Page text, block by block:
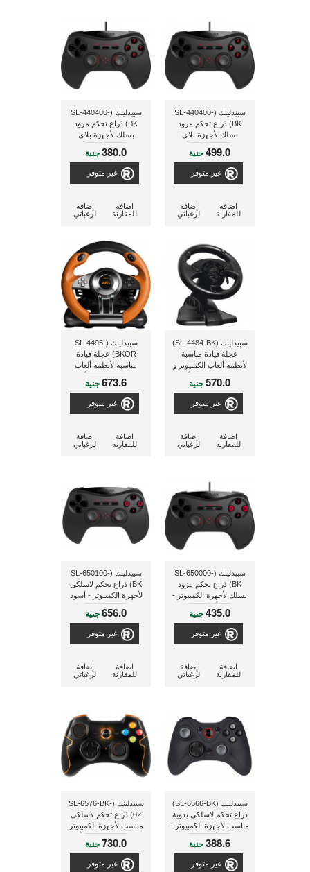
سبيدلينك (SL-440400-
BK) ذراع تحكم مزود
بسلك لأجهزة بلاى
ستيشن 3 (PS3) - أسود499.0جنية
غير متوفر
إضافة
لرغباتي
اضافة
للمقارنة
سبيدلينك (SL-440400-
BK) ذراع تحكم مزود
بسلك لأجهزة بلاى
ستيشن 3 (PS3) - أسود380.0جنية
غير متوفر
إضافة
لرغباتي
اضافة
للمقارنة
سبيدلينك (SL-4484-BK)
عجلة قيادة مناسبة
لأنظمة ألعاب الكمبيوتر و
البلاى إستيشن 3 - أسود/
برتقالى
570.0جنية
غير متوفر
إضافة
لرغباتي
اضافة
للمقارنة
سبيدلينك (SL-4495-
BKOR) عجلة قيادة
مناسبة لأنظمة ألعاب
البلاى إستيشن 3 - أسود/
برتقالى
673.6جنية
غير متوفر
إضافة
لرغباتي
اضافة
للمقارنة
سبيدلينك (SL-650000-
BK) ذراع تحكم مزود
بسلك لأجهزة الكمبيوتر -
أسود
435.0جنية
غير متوفر
إضافة
لرغباتي
اضافة
للمقارنة
سبيدلينك (SL-650100-
BK) ذراع تحكم لاسلكى
لأجهزة الكمبيوتر - أسود
656.0جنية
غير متوفر
إضافة
لرغباتي
اضافة
للمقارنة
سبيدلينك (SL-6566-BK)
ذراع تحكم لاسلكى يدوية
مناسب لأجهزة الكمبيوتر -
أسود
388.6جنية
غير متوفر
سبيدلينك (SL-6576-BK-
02) ذراع تحكم لاسلكى
مناسب لأجهزة الكمبيوتر
و البلاى إستيشن 3 - أسود
730.0جنية
غير متوفر